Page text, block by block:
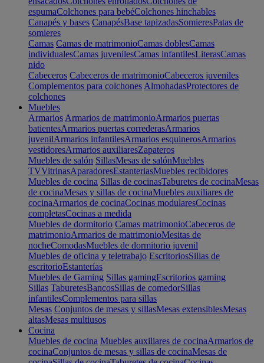
espumaColchones para bebéColchones hinchables
Canapés y bases CanapésBase tapizadasSomieresPatas de
somieres
Camas Camas de matrimonioCamas doblesCamas
individualesCamas juvenilesCamas infantilesLiterasCamas
nido
Cabeceros Cabeceros de matrimonioCabeceros juveniles
Complementos para colchones AlmohadasProtectores de
colchones
Muebles
Armarios Armarios de matrimonioArmarios puertas
batientesArmarios puertas correderasArmarios
juvenilArmarios infantilesArmarios esquinerosArmarios
vestidoresArmarios auxiliaresZapateros
Muebles de salón SillasMesas de salónMuebles
TVVitrinasAparadoresEstanteriasMuebles recibidores
Muebles de cocina Sillas de cocinasTaburetes de cocinaMesas
de cocinaMesas y sillas de cocinaMuebles auxiliares de
cocinaArmarios de cocinaCocinas modularesCocinas
completasCocinas a medida
Muebles de dormitorio Camas matrimonioCabeceros de
matrimonioArmarios de matrimonioMesitas de
nocheComodasMuebles de dormitorio juvenil
Muebles de oficina y teletrabajo EscritoriosSillas de
escritorioEstanterías
Muebles de Gaming Sillas gamingEscritorios gaming
Sillas TaburetesBancosSillas de comedorSillas
infantilesComplementos para sillas
Mesas Conjuntos de mesas y sillasMesas extensiblesMesas
altasMesas multiusos
Cocina
Muebles de cocina Muebles auxiliares de cocinaArmarios de
cocinaConjuntos de mesas y sillas de cocinaMesas de